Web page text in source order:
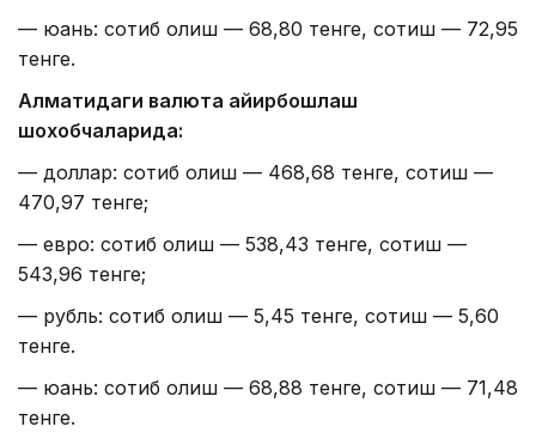
— юань: сотиб олиш — 68,80 тенге, сотиш — 72,95
тенге.
Алматидаги валюта айирбошлаш
шохобчаларида:
— доллар: сотиб олиш — 468,68 тенге, сотиш —
470,97 тенге;
— евро: сотиб олиш — 538,43 тенге, сотиш —
543,96 тенге;
— рубль: сотиб олиш — 5,45 тенге, сотиш — 5,60
тенге.
— юань: сотиб олиш — 68,88 тенге, сотиш — 71,48
тенге.